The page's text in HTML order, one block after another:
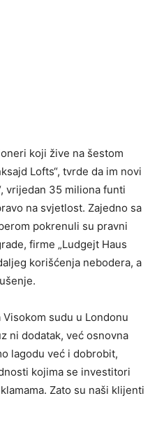
koji žive na šestom
Lofts“, tvrde da im novi
vrijedan 35 miliona funti
na svjetlost. Zajedno sa
pokrenuli su pravni
firme „Ludgejt Haus
korišćenja nebodera, a
sudu u Londonu
ni dodatak, već osnovna
lagodu već i dobrobit,
kojima se investitori
Zato su naši klijenti